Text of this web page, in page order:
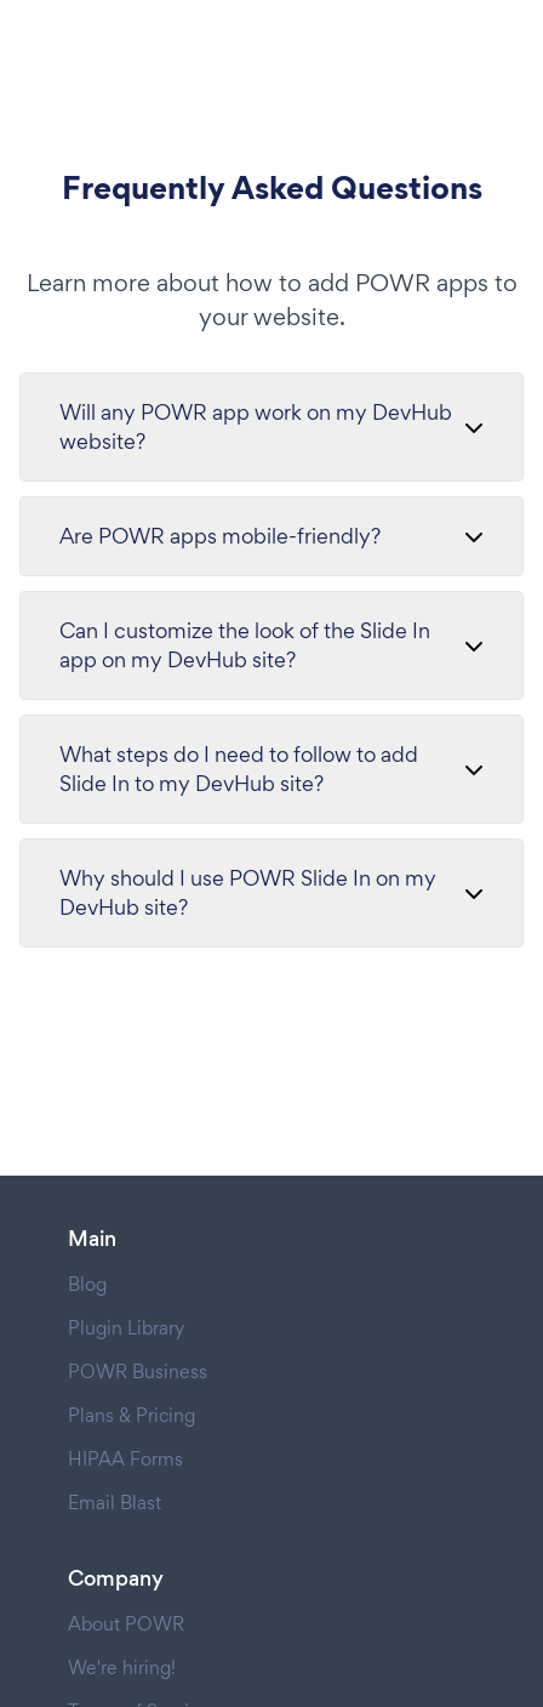
Frequently Asked Questions
Learn more about how to add POWR apps to
your website.
Will any POWR app work on my DevHub
website?
Are POWR apps mobile-friendly?
Can I customize the look of the Slide In
app on my DevHub site?
What steps do I need to follow to add
Slide In to my DevHub site?
Why should I use POWR Slide In on my
DevHub site?
Main
Blog
Plugin Library
POWR Business
Plans & Pricing
HIPAA Forms
Email Blast
Company
About POWR
We're hiring!